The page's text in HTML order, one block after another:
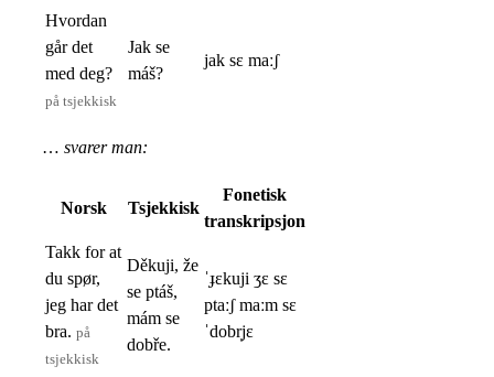
Hvordan
går det
med deg?
på tsjekkisk
Jak se
máš?
jak sɛ maːʃ
… svarer man:
Norsk Tsjekkisk
Fonetisk
transkripsjon
Takk for at
du spør,
jeg har det
bra. på
tsjekkisk
Děkuji, že
se ptáš,
mám se
dobře.
ˈɟɛkuji ʒɛ sɛ
ptaːʃ maːm sɛ
ˈdobr̩jɛ